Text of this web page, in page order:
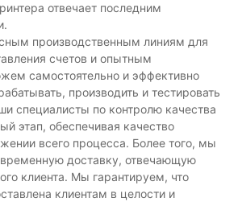
отвечает последним
производственным линиям для
счетов и опытным
самостоятельно и эффективно
производить и тестировать
специалисты по контролю качества
этап, обеспечивая качество
всего процесса. Более того, мы
доставку, отвечающую
клиента. Мы гарантируем, что
​​клиентам в целости и